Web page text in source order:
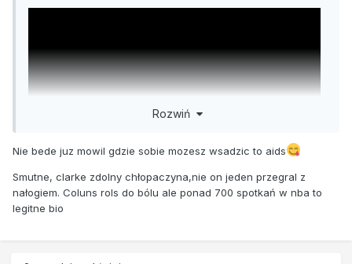
Rozwiń
Nie bede juz mowil gdzie sobie mozesz wsadzic to aids
Smutne, clarke zdolny chłopaczyna,nie on jeden przegral z
nałogiem. Coluns rols do bólu ale ponad 700 spotkań w nba to
legitne bio